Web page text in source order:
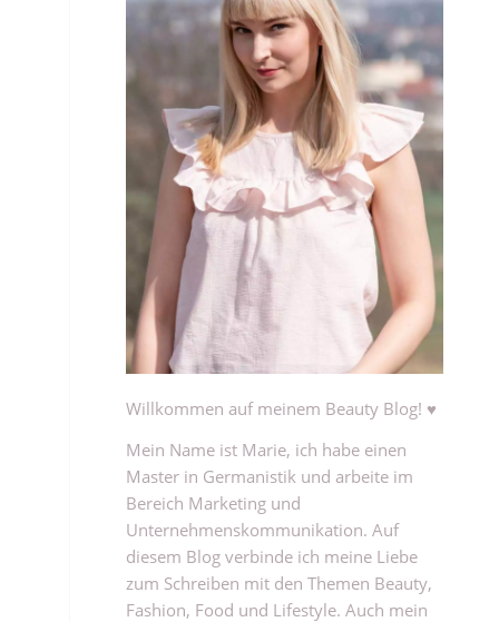
Willkommen auf meinem Beauty Blog! ♥
Mein Name ist Marie, ich habe einen
Master in Germanistik und arbeite im
Bereich Marketing und
Unternehmenskommunikation. Auf
diesem Blog verbinde ich meine Liebe
zum Schreiben mit den Themen Beauty,
Fashion, Food und Lifestyle. Auch mein